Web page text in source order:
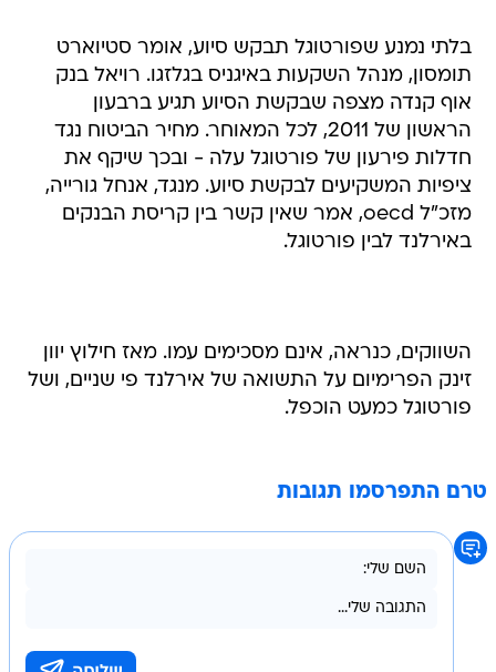
בלתי נמנע שפורטוגל תבקש סיוע, אומר סטיוארט
תומסון, מנהל השקעות באיגניס בגלזגו. רויאל בנק
אוף קנדה מצפה שבקשת הסיוע תגיע ברבעון
הראשון של 2011, לכל המאוחר. מחיר הביטוח נגד
חדלות פירעון של פורטוגל עלה - ובכך שיקף את
ציפיות המשקיעים לבקשת סיוע. מנגד, אנחל גורייה,
מזכ"ל oecd, אמר שאין קשר בין קריסת הבנקים
באירלנד לבין פורטוגל.
השווקים, כנראה, אינם מסכימים עמו. מאז חילוץ יוון
זינק הפרימיום על התשואה של אירלנד פי שניים, ושל
פורטוגל כמעט הוכפל.
טרם התפרסמו תגובות